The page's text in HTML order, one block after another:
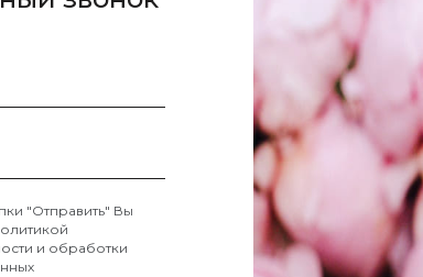
"Отправить" Вы
и обработки